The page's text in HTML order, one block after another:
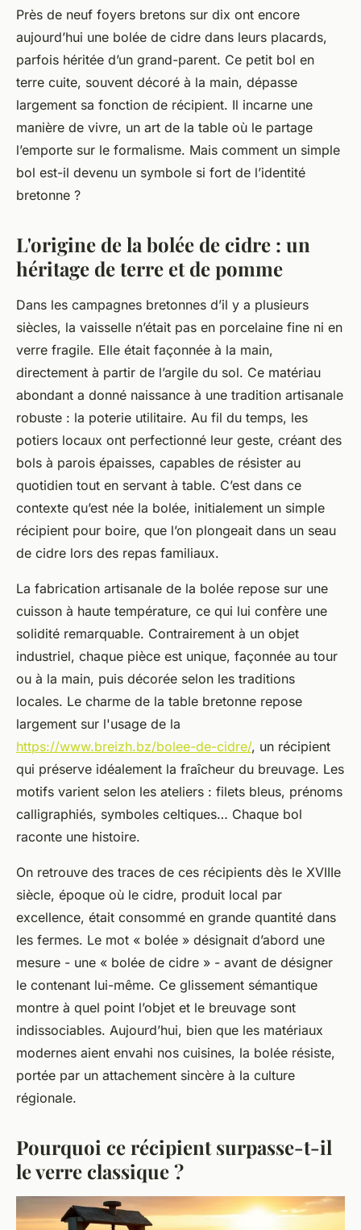
Pourquoi la bolée de cidre est-
elle si représentative en
Bretagne ?
Anicette•16/05/2026 18:36• 9 min de lecture
Près de neuf foyers bretons sur dix ont encore
aujourd’hui une bolée de cidre dans leurs placards,
parfois héritée d’un grand-parent. Ce petit bol en
terre cuite, souvent décoré à la main, dépasse
largement sa fonction de récipient. Il incarne une
manière de vivre, un art de la table où le partage
l’emporte sur le formalisme. Mais comment un simple
bol est-il devenu un symbole si fort de l’identité
bretonne ?
L'origine de la bolée de cidre : un
héritage de terre et de pomme
Dans les campagnes bretonnes d’il y a plusieurs
siècles, la vaisselle n’était pas en porcelaine fine ni en
verre fragile. Elle était façonnée à la main,
directement à partir de l’argile du sol. Ce matériau
abondant a donné naissance à une tradition artisanale
robuste : la poterie utilitaire. Au fil du temps, les
potiers locaux ont perfectionné leur geste, créant des
bols à parois épaisses, capables de résister au
quotidien tout en servant à table. C’est dans ce
contexte qu’est née la bolée, initialement un simple
récipient pour boire, que l’on plongeait dans un seau
de cidre lors des repas familiaux.
La fabrication artisanale de la bolée repose sur une
cuisson à haute température, ce qui lui confère une
solidité remarquable. Contrairement à un objet
industriel, chaque pièce est unique, façonnée au tour
ou à la main, puis décorée selon les traditions
locales. Le charme de la table bretonne repose
largement sur l'usage de la
https://www.breizh.bz/bolee-de-cidre/, un récipient
qui préserve idéalement la fraîcheur du breuvage. Les
motifs varient selon les ateliers : filets bleus, prénoms
calligraphiés, symboles celtiques… Chaque bol
raconte une histoire.
On retrouve des traces de ces récipients dès le XVIIIe
siècle, époque où le cidre, produit local par
excellence, était consommé en grande quantité dans
les fermes. Le mot « bolée » désignait d’abord une
mesure - une « bolée de cidre » - avant de désigner
le contenant lui-même. Ce glissement sémantique
montre à quel point l’objet et le breuvage sont
indissociables. Aujourd’hui, bien que les matériaux
modernes aient envahi nos cuisines, la bolée résiste,
portée par un attachement sincère à la culture
régionale.
Pourquoi ce récipient surpasse-t-il
le verre classique ?